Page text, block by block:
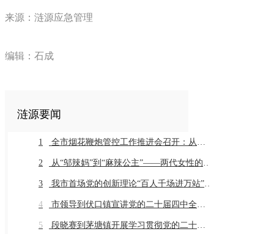
来源：涟源应急管理
编辑：石成
涟源要闻
1 全市烟花鞭炮管控工作推进会召开：从严从细抓好全链条管控推动工作常治长效
2 从“邬辣妈”到“麻辣公主”——两代女性的乡土奔赴与辣味传承
3 我市首场党的创新理论“百人千场进万站”示范宣讲在同兴村举行
4 市领导到伏口镇宣讲党的二十届四中全会精神
5 段晓赛到茅塘镇开展学习贯彻党的二十届四中全会精神市委宣讲团宣讲座谈活动